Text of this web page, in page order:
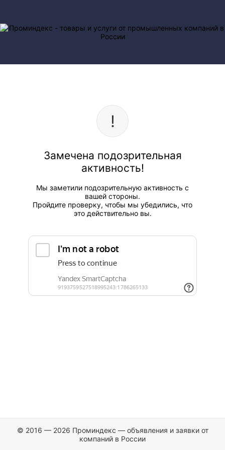
Замечена подозрительная
активность!
Мы заметили подозрительную активность с
вашей стороны.
Пройдите проверку, чтобы мы убедились, что
это действительно вы.
© 2016 — 2026 Проминдекс — объявления и заявки от
компаний в России